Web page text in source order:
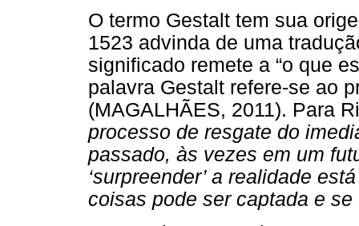
O termo Gestalt tem sua
1523 advinda de uma
significado remete a “o que
palavra Gestalt refere-se ao
(MAGALHÃES, 2011). Para
processo de resgate do
passado, às vezes em um
‘surpreender’ a realidade
coisas pode ser captada e se